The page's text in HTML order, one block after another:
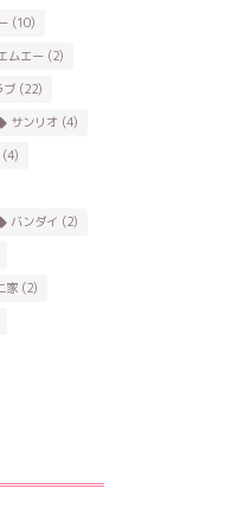
(10)
ムエー(2)
ブ(22)
サンリオ(4)
バンダイ (2)
家(2)